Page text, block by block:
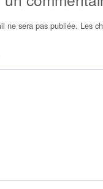
ne sera pas publiée. Les